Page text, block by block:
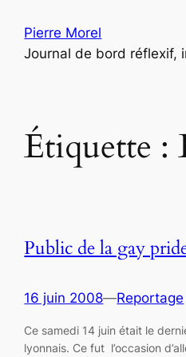
contenu
Pierre Morel
Journal de bord réflexif,
Étiquette :
Public de la gay
16 juin 2008—Reportage
Ce samedi 14 juin était le
lyonnais. Ce fut l’occasion